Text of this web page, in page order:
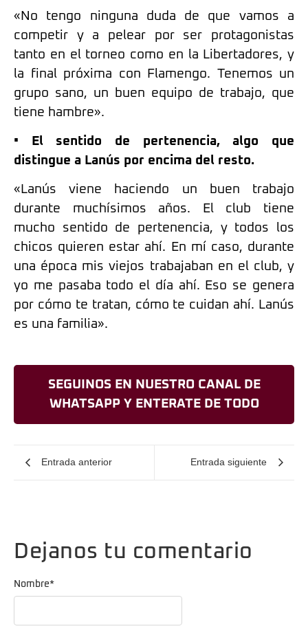
«No tengo ninguna duda de que vamos a
competir y a pelear por ser protagonistas
tanto en el torneo como en la Libertadores, y
la final próxima con Flamengo. Tenemos un
grupo sano, un buen equipo de trabajo, que
tiene hambre».
• El sentido de pertenencia, algo que
distingue a Lanús por encima del resto.
«Lanús viene haciendo un buen trabajo
durante muchísimos años. El club tiene
mucho sentido de pertenencia, y todos los
chicos quieren estar ahí. En mí caso, durante
una época mis viejos trabajaban en el club, y
yo me pasaba todo el día ahí. Eso se genera
por cómo te tratan, cómo te cuidan ahí. Lanús
es una familia».
SEGUINOS EN NUESTRO CANAL DE
WHATSAPP Y ENTERATE DE TODO
Entrada anterior Entrada siguiente
Dejanos tu comentario
Nombre*